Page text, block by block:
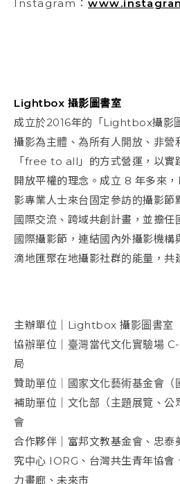
Instagram：
Lightbox 攝影圖書室
成立於2016年的「Lightbox攝影
攝影為主體、為所有人開放、非營
「free to all」的方式營運，以實
開放平權的理念。成立 8 年多來
影專業人士來台固定參訪的攝影節
國際交流、跨域共創計畫，並擔任
國際攝影節，連結國內外攝影機構
滴地匯聚在地攝影社群的能量，共
主辦單位｜Lightbox 攝影圖書室
協辦單位｜臺灣當代文化實驗場
局
贊助單位｜國家文化藝術基金會（
補助單位｜文化部（主題展覽、公
會
合作夥伴｜富邦文教基金會、忠泰
究中心 IORG、台灣共生青年協
力畫廊、未來市